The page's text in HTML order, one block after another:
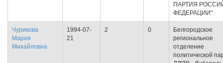
ПАРТИЯ
ФЕДЕРАЦИИ"
Чурикова
Мария
Михайловна
1994-07-
21
2 0
Белгородское
региональное
отделение
политической